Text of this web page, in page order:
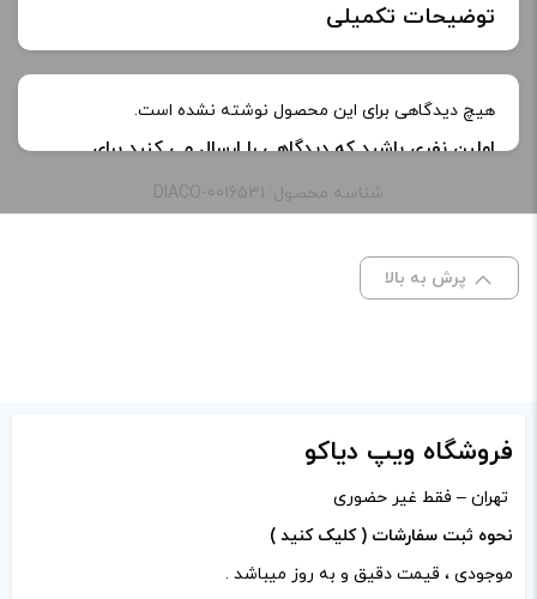
توضیحات تکمیلی
طعم: melon mix
هیچ دیدگاهی برای این محصول نوشته نشده است.
اولین نفری باشید که دیدگاهی را ارسال می کنید برای
“جویس سالت میکس ملون ویگاد | Vgod Melon Mix
نشانی ایمیل شما منتشر نخواهد شد.
علامت‌گذاری شده‌اند
دیدگاه شما*
شناسه محصول: DIACO-0016531
پرش به بالا
فروشگاه ویپ دیاکو
تهران – فقط غیر حضوری
نحوه ثبت سفارشات ( کلیک کنید )
موجودی ، قیمت دقیق و به روز میباشد .